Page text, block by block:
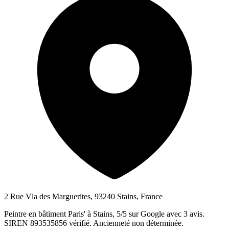
2 Rue Vla des Marguerites, 93240 Stains, France
Peintre en bâtiment Paris' à Stains, 5/5 sur Google avec 3 avis.
SIREN 893535856 vérifié. Ancienneté non déterminée.